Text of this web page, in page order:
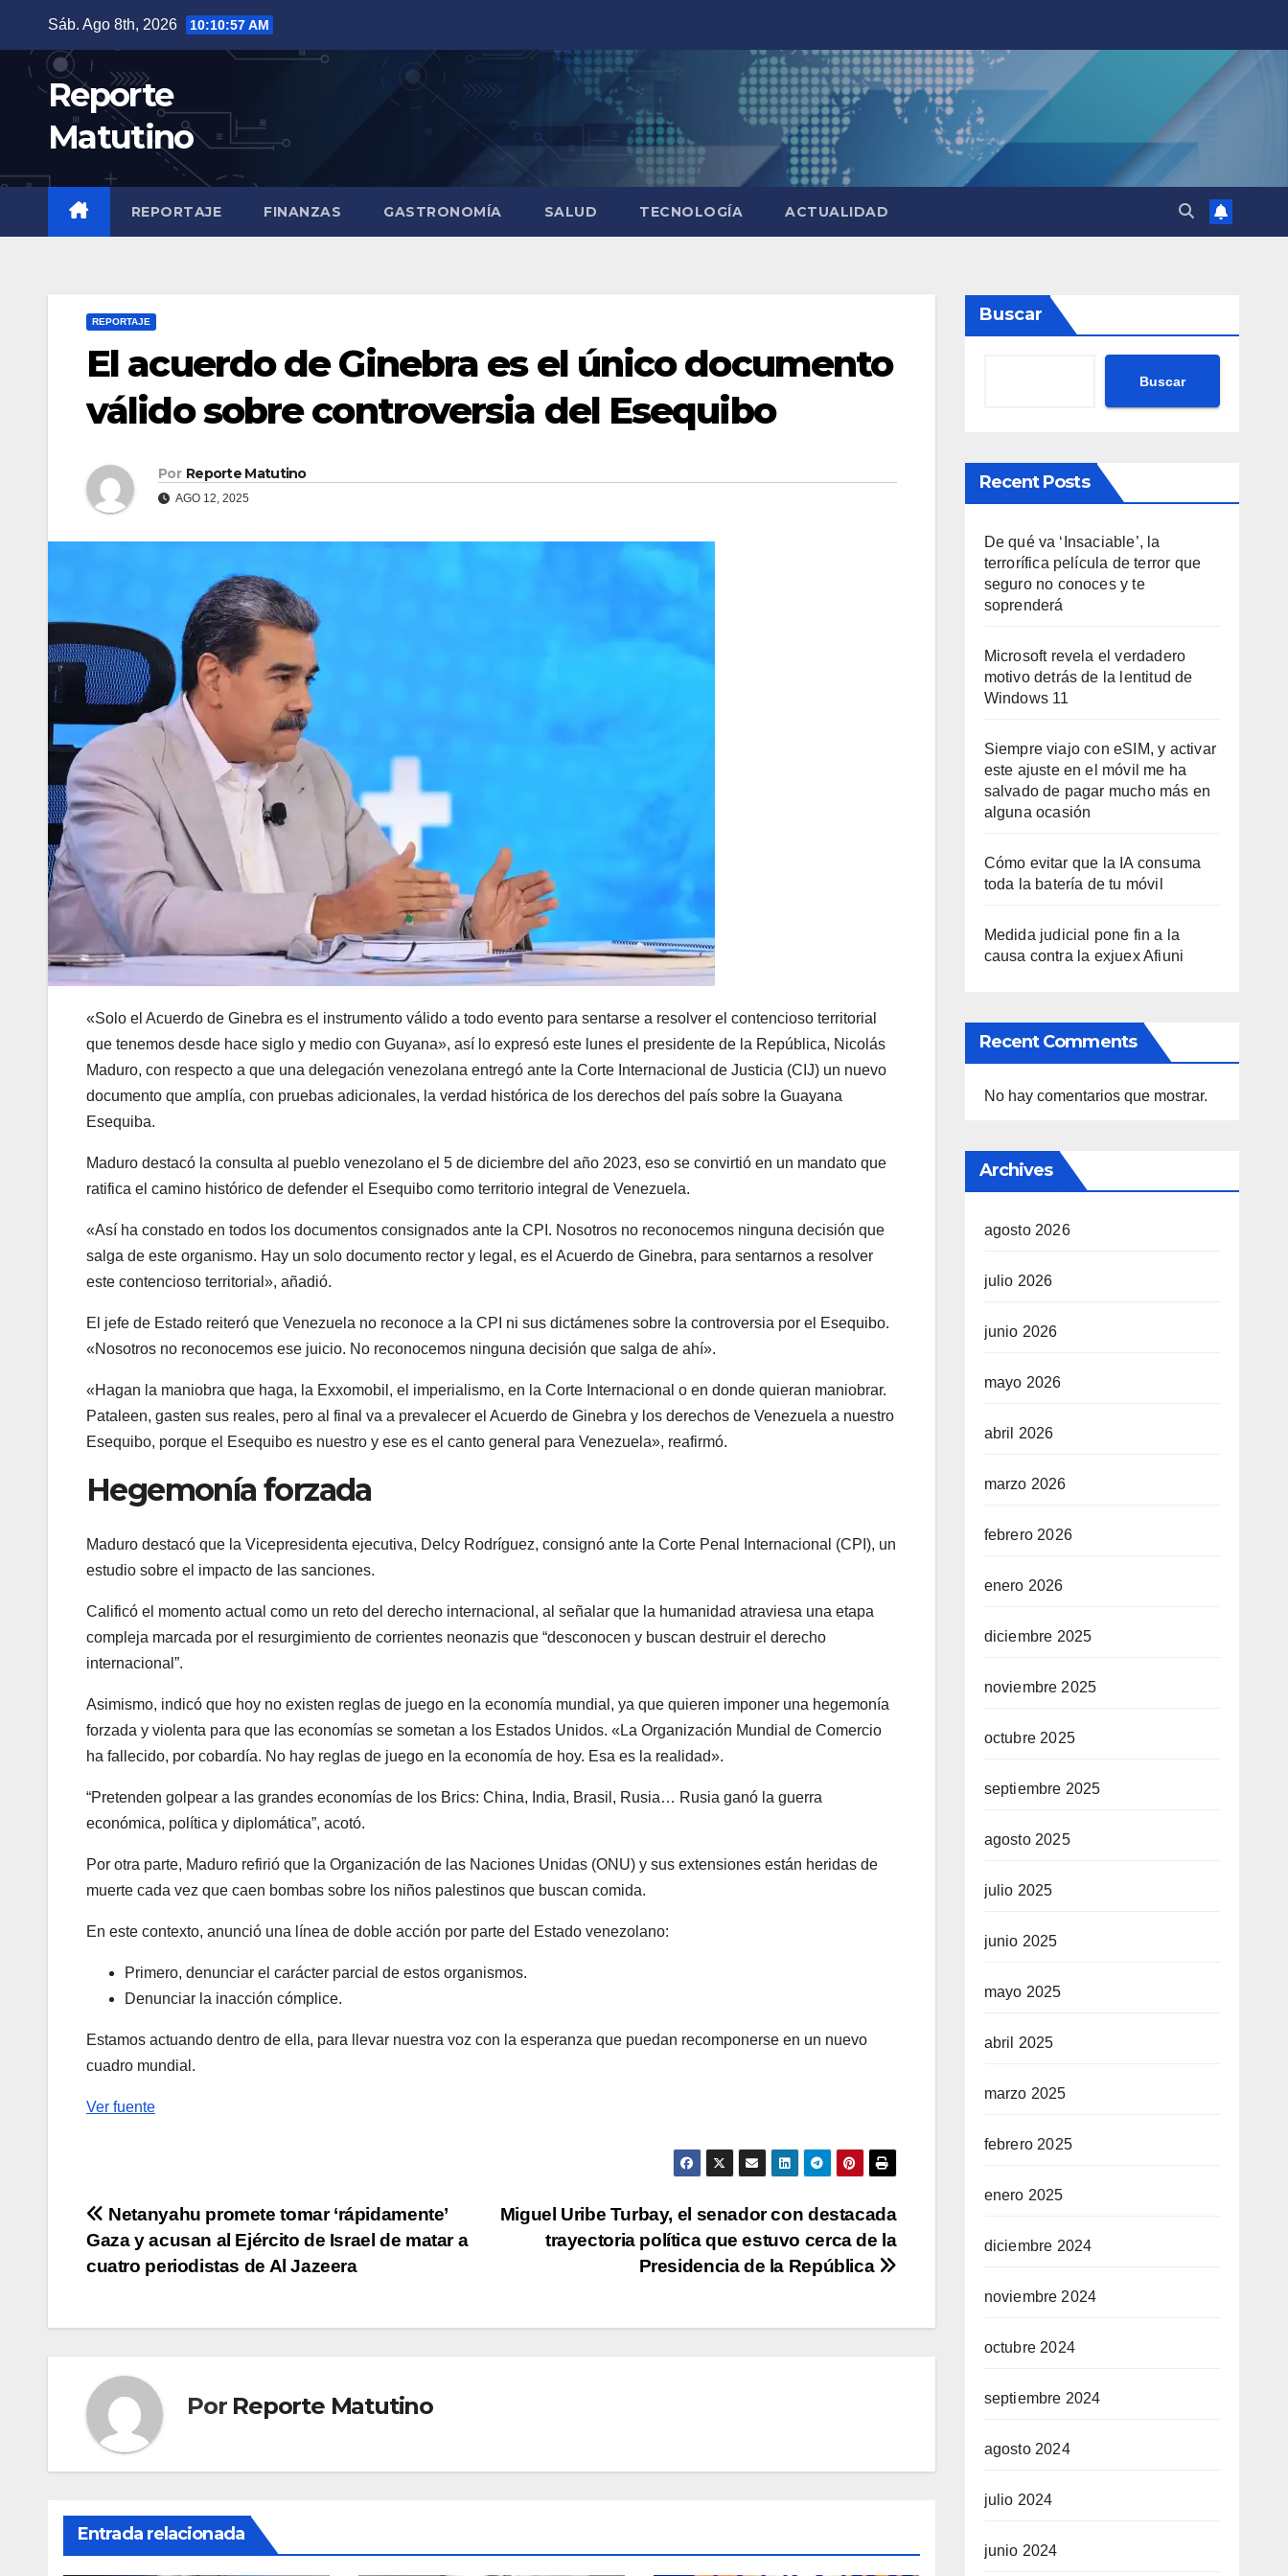
contenido
Sáb. Ago 8th, 2026 10:10:58 AM
Reporte
Matutino
REPORTAJE FINANZAS GASTRONOMÍA SALUD TECNOLOGÍA ACTUALIDAD
REPORTAJE
El acuerdo de Ginebra es el único documento
válido sobre controversia del Esequibo
Por Reporte Matutino
AGO 12, 2025
«Solo el Acuerdo de Ginebra es el instrumento válido a todo evento para sentarse a resolver el contencioso territorial
que tenemos desde hace siglo y medio con Guyana», así lo expresó este lunes el presidente de la República, Nicolás
Maduro, con respecto a que una delegación venezolana entregó ante la Corte Internacional de Justicia (CIJ) un nuevo
documento que amplía, con pruebas adicionales, la verdad histórica de los derechos del país sobre la Guayana
Esequiba.
Maduro destacó la consulta al pueblo venezolano el 5 de diciembre del año 2023, eso se convirtió en un mandato que
ratifica el camino histórico de defender el Esequibo como territorio integral de Venezuela.
«Así ha constado en todos los documentos consignados ante la CPI. Nosotros no reconocemos ninguna decisión que
salga de este organismo. Hay un solo documento rector y legal, es el Acuerdo de Ginebra, para sentarnos a resolver
este contencioso territorial», añadió.
El jefe de Estado reiteró que Venezuela no reconoce a la CPI ni sus dictámenes sobre la controversia por el Esequibo.
«Nosotros no reconocemos ese juicio. No reconocemos ninguna decisión que salga de ahí».
«Hagan la maniobra que haga, la Exxomobil, el imperialismo, en la Corte Internacional o en donde quieran maniobrar.
Pataleen, gasten sus reales, pero al final va a prevalecer el Acuerdo de Ginebra y los derechos de Venezuela a nuestro
Esequibo, porque el Esequibo es nuestro y ese es el canto general para Venezuela», reafirmó.
Hegemonía forzada
Maduro destacó que la Vicepresidenta ejecutiva, Delcy Rodríguez, consignó ante la Corte Penal Internacional (CPI), un
estudio sobre el impacto de las sanciones.
Calificó el momento actual como un reto del derecho internacional, al señalar que la humanidad atraviesa una etapa
compleja marcada por el resurgimiento de corrientes neonazis que “desconocen y buscan destruir el derecho
internacional”.
Asimismo, indicó que hoy no existen reglas de juego en la economía mundial, ya que quieren imponer una hegemonía
forzada y violenta para que las economías se sometan a los Estados Unidos. «La Organización Mundial de Comercio
ha fallecido, por cobardía. No hay reglas de juego en la economía de hoy. Esa es la realidad».
“Pretenden golpear a las grandes economías de los Brics: China, India, Brasil, Rusia… Rusia ganó la guerra
económica, política y diplomática”, acotó.
Por otra parte, Maduro refirió que la Organización de las Naciones Unidas (ONU) y sus extensiones están heridas de
muerte cada vez que caen bombas sobre los niños palestinos que buscan comida.
En este contexto, anunció una línea de doble acción por parte del Estado venezolano:
Primero, denunciar el carácter parcial de estos organismos.
Denunciar la inacción cómplice.
Estamos actuando dentro de ella, para llevar nuestra voz con la esperanza que puedan recomponerse en un nuevo
cuadro mundial.
Ver fuente
Navegación
de
Miguel Uribe Turbay, el senador con destacada
trayectoria política que estuvo cerca de la
Presidencia de la República
Netanyahu promete tomar ‘rápidamente’
Gaza y acusan al Ejército de Israel de matar a
cuatro periodistas de Al Jazeera
Por Reporte Matutino
Entrada relacionada
Buscar
Buscar
Recent Posts
De qué va ‘Insaciable’, la
terrorífica película de terror que
seguro no conoces y te
soprenderá
Microsoft revela el verdadero
motivo detrás de la lentitud de
Windows 11
Siempre viajo con eSIM, y activar
este ajuste en el móvil me ha
salvado de pagar mucho más en
alguna ocasión
Cómo evitar que la IA consuma
toda la batería de tu móvil
Medida judicial pone fin a la
causa contra la exjuex Afiuni
Recent Comments
No hay comentarios que mostrar.
Archives
agosto 2026
julio 2026
junio 2026
mayo 2026
abril 2026
marzo 2026
febrero 2026
enero 2026
diciembre 2025
noviembre 2025
octubre 2025
septiembre 2025
agosto 2025
julio 2025
junio 2025
mayo 2025
abril 2025
marzo 2025
febrero 2025
enero 2025
diciembre 2024
noviembre 2024
octubre 2024
septiembre 2024
agosto 2024
julio 2024
junio 2024